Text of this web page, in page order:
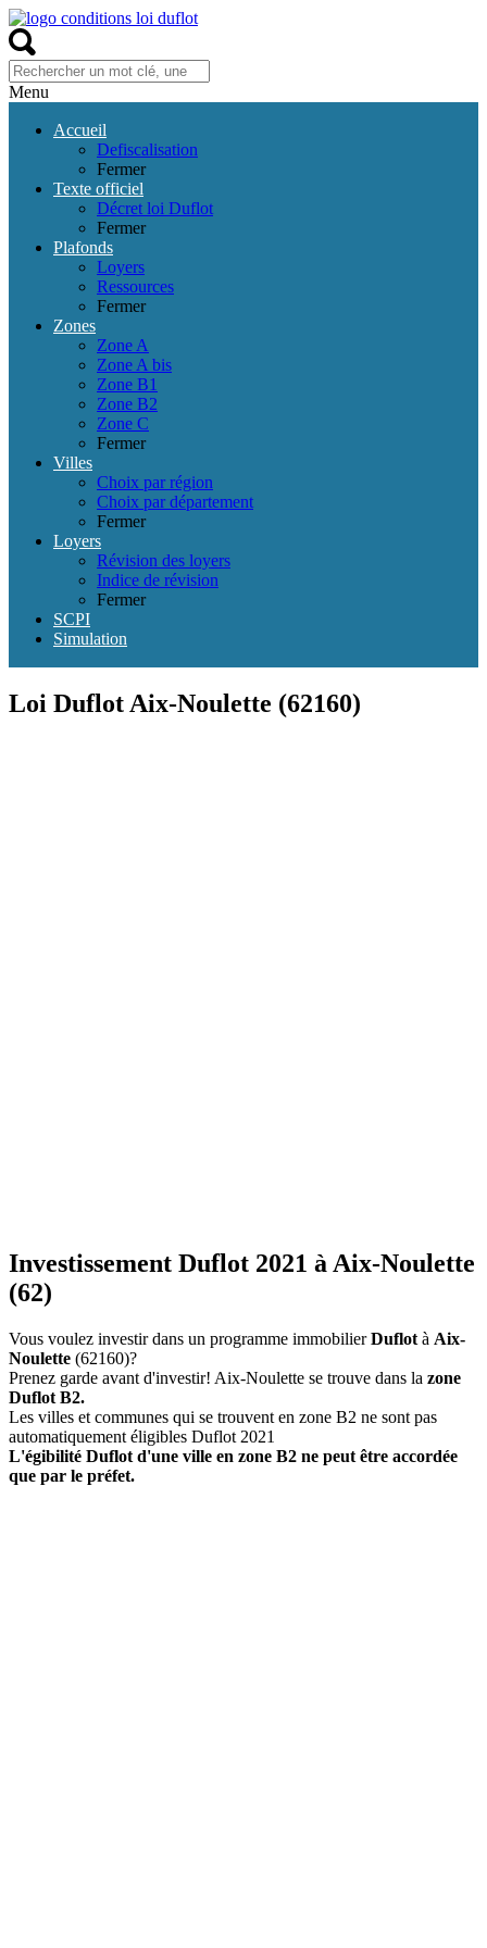
Menu
Accueil
Defiscalisation
Fermer
Texte officiel
Décret loi Duflot
Fermer
Plafonds
Loyers
Ressources
Fermer
Zones
Zone A
Zone A bis
Zone B1
Zone B2
Zone C
Fermer
Villes
Choix par région
Choix par département
Fermer
Loyers
Révision des loyers
Indice de révision
Fermer
SCPI
Simulation
Loi Duflot Aix-Noulette (62160)
Investissement Duflot 2021 à Aix-Noulette
(62)
Vous voulez investir dans un programme immobilierDuflot à Aix-
Noulette (62160)?
Prenez garde avant d'investir! Aix-Noulette se trouve dans la zone
Duflot B2.
Les villes et communes qui se trouvent en zone B2 ne sont pas
automatiquement éligibles Duflot 2021
L'égibilité Duflot d'une ville en zone B2 ne peut être accordée
que par le préfet.